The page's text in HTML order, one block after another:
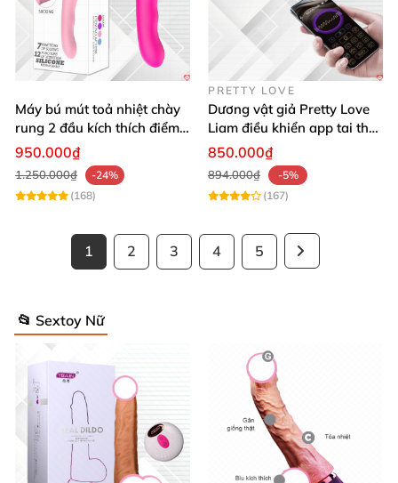
Máy bú mút toả nhiệt chày
rung 2 đầu kích thích điểm
G siêu hứng
950.000₫
1.250.000₫
-24%
(168)
PRETTY LOVE
Dương vật giả Pretty Love
Liam điều khiển app tai thỏ
12 chế độ rung kích thích
850.000₫
894.000₫
-5%
(167)
1 2 3 4 5
📂 Sextoy Nữ